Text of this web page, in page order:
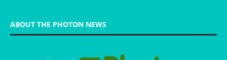
ABOUT THE PHOTON NEWS